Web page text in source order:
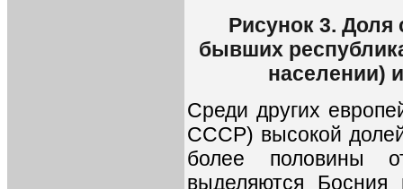
Рисунок 3. Доля
бывших
населении)
Среди других
СССР) высокой долей
более половины
выделяются Босния